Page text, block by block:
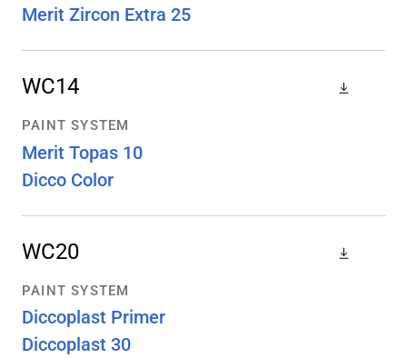
Merit Zircon Extra 25
WC14
PAINT SYSTEM
Merit Topas 10
Dicco Color
WC20
PAINT SYSTEM
Diccoplast Primer
Diccoplast 30